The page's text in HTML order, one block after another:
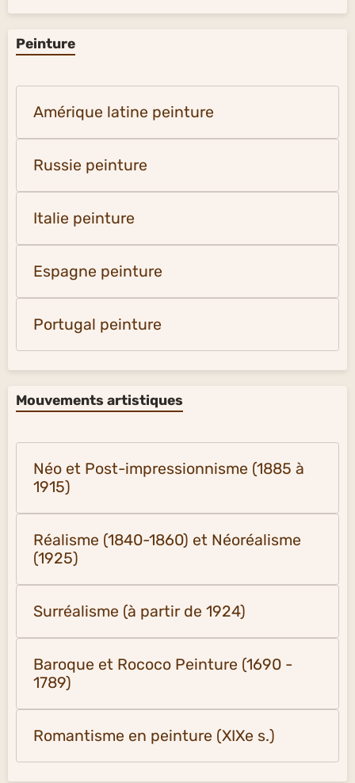
Peinture
Amérique latine peinture
Russie peinture
Italie peinture
Espagne peinture
Portugal peinture
Mouvements artistiques
Néo et Post-impressionnisme (1885 à
1915)
Réalisme (1840-1860) et Néoréalisme
(1925)
Surréalisme (à partir de 1924)
Baroque et Rococo Peinture (1690 -
1789)
Romantisme en peinture (XIXe s.)